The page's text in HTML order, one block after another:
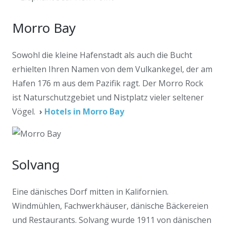
Morro Bay
Sowohl die kleine Hafenstadt als auch die Bucht
erhielten Ihren Namen von dem Vulkankegel, der am
Hafen 176 m aus dem Pazifik ragt. Der Morro Rock
ist Naturschutzgebiet und Nistplatz vieler seltener
Vögel. › Hotels in Morro Bay
Solvang
Eine dänisches Dorf mitten in Kalifornien.
Windmühlen, Fachwerkhäuser, dänische Bäckereien
und Restaurants. Solvang wurde 1911 von dänischen